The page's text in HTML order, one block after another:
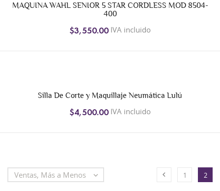
MAQUINA WAHL SENIOR 5 STAR CORDLESS MOD 8504-
400
$3,550.00IVA incluido
Silla De Corte y Maquillaje Neumática Lulú
$4,500.00IVA incluido
Ventas, Más a Menos   1 2